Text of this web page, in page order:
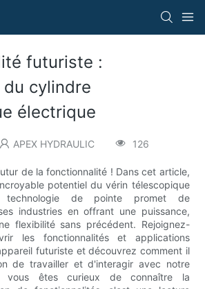
futuriste :
cylindre
électrique
APEX HYDRAULIC 126
de la fonctionnalité ! Dans cet article,
potentiel du vérin télescopique
technologie de pointe promet de
industries en offrant une puissance,
flexibilité sans précédent. Rejoignez-
les fonctionnalités et applications
futuriste et découvrez comment il
de travailler et d'interagir avec notre
vous êtes curieux de connaître la